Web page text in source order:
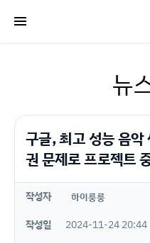
뉴
구글, 최고 성능 음
권 문제로 프로젝트
작성자 하이룽룽
작성일
2024-11-24 20:44